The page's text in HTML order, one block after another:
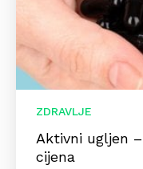
ZDRAVLJE
Aktivni ugljen
cijena